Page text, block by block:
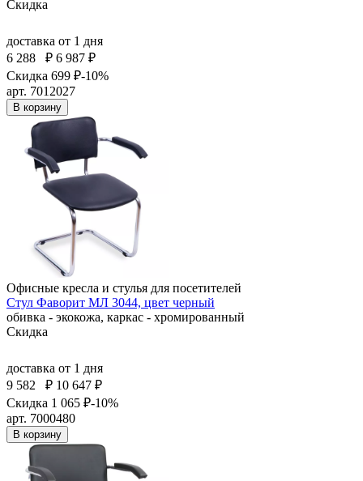
Скидка
доставка от 1 дня
6 288
₽ 6 987 ₽
Скидка 699 ₽-10%
арт. 7012027
В корзину
Офисные кресла и стулья для посетителей
Стул Фаворит МЛ 3044, цвет черный
обивка - экокожа, каркас - хромированный
Скидка
доставка от 1 дня
9 582
₽ 10 647 ₽
Скидка 1 065 ₽-10%
арт. 7000480
В корзину